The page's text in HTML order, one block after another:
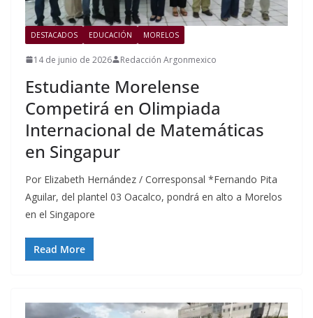
DESTACADOS EDUCACIÓN MORELOS
14 de junio de 2026 Redacción Argonmexico
Estudiante Morelense
Competirá en Olimpiada
Internacional de Matemáticas
en Singapur
Por Elizabeth Hernández / Corresponsal *Fernando Pita
Aguilar, del plantel 03 Oacalco, pondrá en alto a Morelos
en el Singapore
Read More